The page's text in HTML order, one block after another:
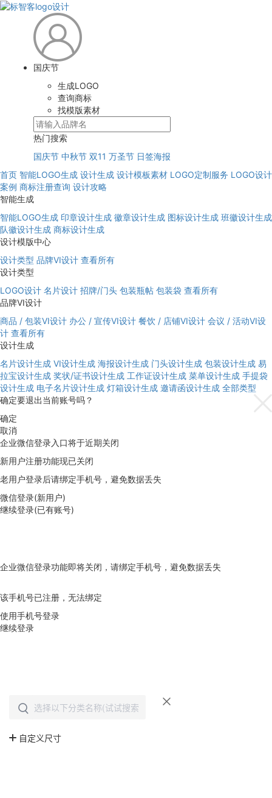
国庆节
生成LOGO
查询商标
找模版素材
热门搜索
国庆节 中秋节 双11 万圣节 日签海报
首页 智能LOGO生成 设计生成 设计模板素材 LOGO定制服务 LOGO设计
案例 商标注册查询 设计攻略
智能生成
智能LOGO生成 印章设计生成 徽章设计生成 图标设计生成 班徽设计生成
队徽设计生成 商标设计生成
设计模版中心
设计类型 品牌VI设计 查看所有
设计类型
LOGO设计 名片设计 招牌/门头 包装瓶帖 包装袋 查看所有
品牌VI设计
商品 / 包装VI设计 办公 / 宣传VI设计 餐饮 / 店铺VI设计 会议 / 活动VI设
计 查看所有
设计生成
名片设计生成 VI设计生成 海报设计生成 门头设计生成 包装设计生成 易
拉宝设计生成 奖状/证书设计生成 工作证设计生成 菜单设计生成 手提袋
设计生成 电子名片设计生成 灯箱设计生成 邀请函设计生成 全部类型
确定要退出当前账号吗？
确定
取消
企业微信登录入口将于近期关闭
新用户注册功能现已关闭
老用户登录后请绑定手机号，避免数据丢失
微信登录(新用户)
继续登录(已有账号)
企业微信登录功能即将关闭，请绑定手机号，避免数据丢失
该手机号已注册，无法绑定
使用手机号登录
继续登录